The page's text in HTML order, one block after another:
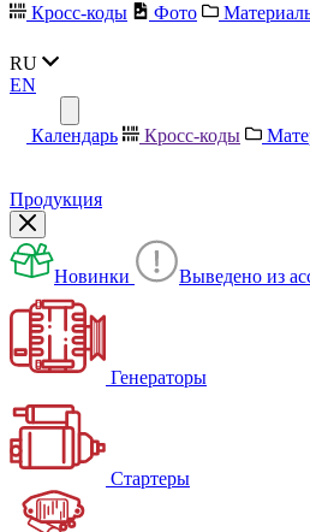
Кросс-коды Фото
RU
EN
Календарь Кросс-коды
Продукция
Новинки Выведено из
Генераторы
Стартеры